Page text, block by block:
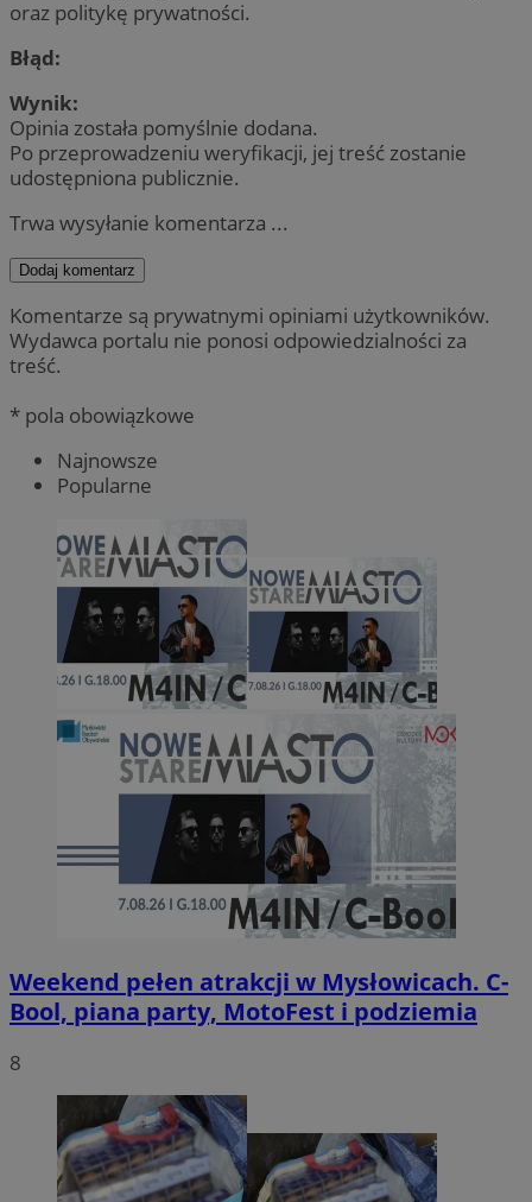
oraz politykę prywatności.
Błąd:
Wynik:
Opinia została pomyślnie dodana.
Po przeprowadzeniu weryfikacji, jej treść zostanie
udostępniona publicznie.
Trwa wysyłanie komentarza ...
Dodaj komentarz
Komentarze są prywatnymi opiniami użytkowników.
Wydawca portalu nie ponosi odpowiedzialności za
treść.
* pola obowiązkowe
Najnowsze
Popularne
Weekend pełen atrakcji w Mysłowicach. C-
Bool, piana party, MotoFest i podziemia
8